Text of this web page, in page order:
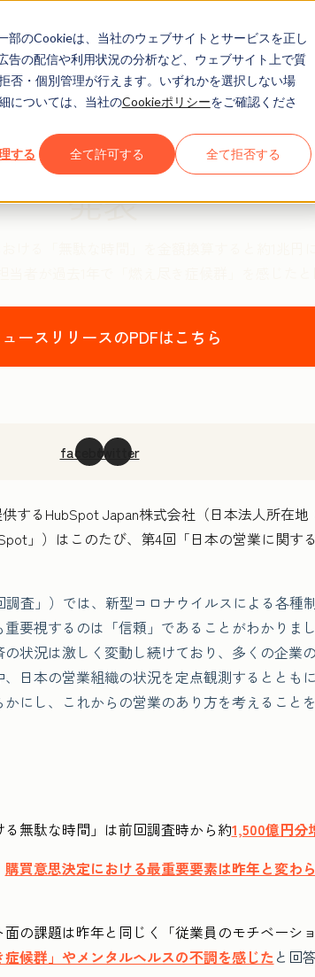
のCookieは、当社のウェブサイトとサービスを正し
告の配信や利用状況の分析など、ウェブサイト上で質
否・個別管理が行えます。いずれかを選択しない場
については、当社のCookieポリシーをご確認くださ
する 全て許可する 全て拒否する
・実態調査2023の
発表
ースリリースのPDFはこちら
facebooktwitter
するHubSpot Japan株式会社（日本法人所在
」）はこのたび、第4回「日本の営業に関す
査」）では、新型コロナウイルスによる各種
要視するのは「信頼」であることがわかりま
状況は激しく変動し続けており、多くの企業
日本の営業組織の状況を定点観測するととも
にし、これからの営業のあり方を考えること
無駄な時間」は前回調査時から約1,500億円分
購買意思決定における最重要要素は昨年と変わ
の課題は昨年と同じく「従業員のモチベーシ
候群」やメンタルヘルスの不調を感じたと回答